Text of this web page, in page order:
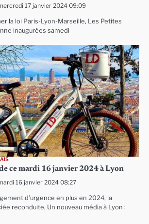
17 janvier 2024 09:09
la loi Paris-Lyon-Marseille, Les Petites
inaugurées samedi
ce mardi 16 janvier 2024 à Lyon
16 janvier 2024 08:27
d’urgence en plus en 2024, la
reconduite, Un nouveau média à Lyon :